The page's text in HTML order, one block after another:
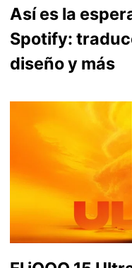
Así es la
Spotify:
diseño y más